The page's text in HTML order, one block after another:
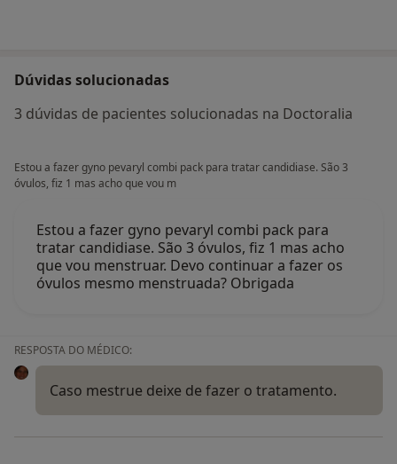
Dúvidas solucionadas
3 dúvidas de pacientes solucionadas na Doctoralia
Estou a fazer gyno pevaryl combi pack para tratar candidiase. São 3
óvulos, fiz 1 mas acho que vou m
Estou a fazer gyno pevaryl combi pack para
tratar candidiase. São 3 óvulos, fiz 1 mas acho
que vou menstruar. Devo continuar a fazer os
óvulos mesmo menstruada? Obrigada
RESPOSTA DO MÉDICO:
Caso mestrue deixe de fazer o tratamento.